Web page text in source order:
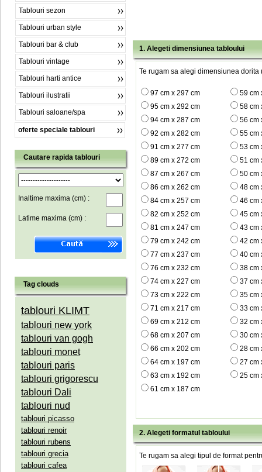
Tablouri sezon
Tablouri urban style
Tablouri bar & club
Tablouri vintage
Tablouri harti antice
Tablouri ilustratii
Tablouri saloane/spa
oferte speciale tablouri
Cautare rapida tablouri
Inaltime maxima (cm) :
Latime maxima (cm) :
Tag clouds
tablouri KLIMT
tablouri new york
tablouri van gogh
tablouri monet
tablouri paris
tablouri grigorescu
tablouri Dali
tablouri nud
tablouri picasso
tablouri renoir
tablouri rubens
tablouri grecia
tablouri cafea
1. Alegeti dimensiunea tabloului
Te rugam sa alegi dimensiunea dorita
97 cm x 297 cm
59 cm
95 cm x 292 cm
58 cm
94 cm x 287 cm
56 cm
92 cm x 282 cm
55 cm
91 cm x 277 cm
53 cm
89 cm x 272 cm
51 cm
87 cm x 267 cm
50 cm
86 cm x 262 cm
48 cm
84 cm x 257 cm
46 cm
82 cm x 252 cm
45 cm
81 cm x 247 cm
43 cm
79 cm x 242 cm
42 cm
77 cm x 237 cm
40 cm
76 cm x 232 cm
38 cm
74 cm x 227 cm
37 cm
73 cm x 222 cm
35 cm
71 cm x 217 cm
33 cm
69 cm x 212 cm
32 cm
68 cm x 207 cm
30 cm
66 cm x 202 cm
28 cm
64 cm x 197 cm
27 cm
63 cm x 192 cm
25 cm
61 cm x 187 cm
2. Alegeti formatul tabloului
Te rugam sa alegi tipul de format